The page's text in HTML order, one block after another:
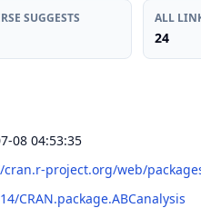
SUGGESTS ALL
24
08 04:53:35
project.org/web/
CRAN.package.ABCanalysis